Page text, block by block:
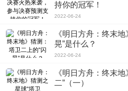
持你的冠军！
2022-06-24
《明日方舟：终末
晃”是什么？
2022-06-24
《明日方舟：终末
二”（一）